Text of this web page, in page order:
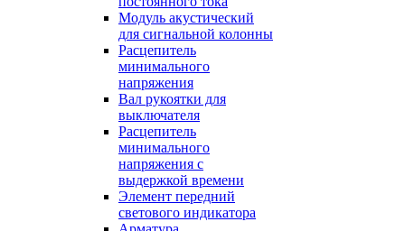
Модуль акустический
для сигнальной колонны
Расцепитель
минимального
напряжения
Вал рукоятки для
выключателя
Расцепитель
минимального
напряжения с
выдержкой времени
Элемент передний
светового индикатора